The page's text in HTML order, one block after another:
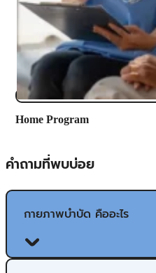
​Home Program
คำถามที่พบบ่อย
กายภาพบำบัด คืออะไร